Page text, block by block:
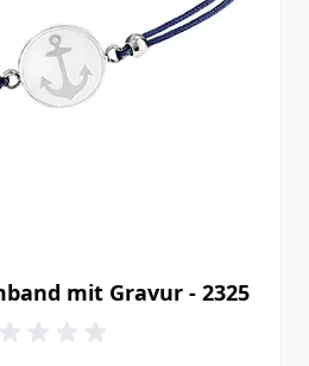
mit Gravur - 2325